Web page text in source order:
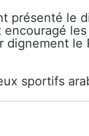
présenté le
dignement le
sportifs